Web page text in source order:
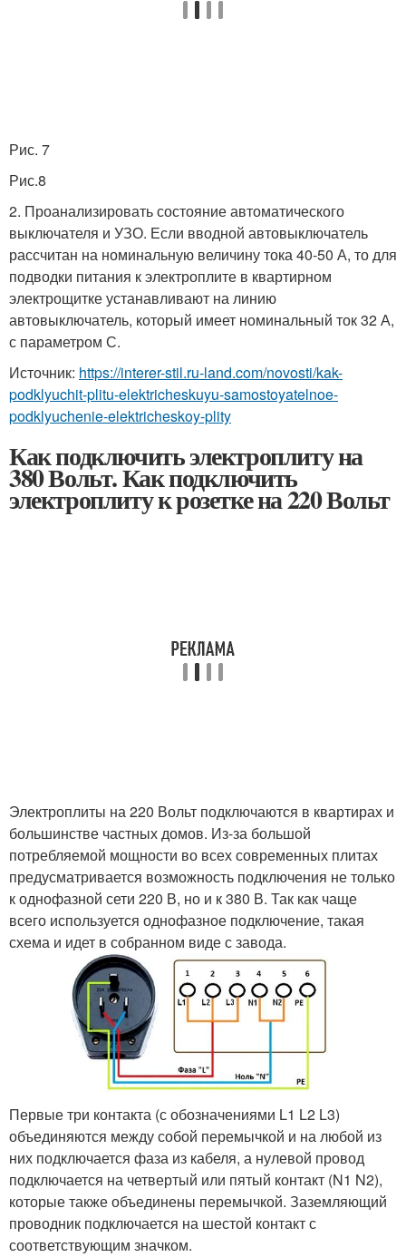
Рис. 7
Рис.8
2. Проанализировать состояние автоматического
выключателя и УЗО. Если вводной автовыключатель
рассчитан на номинальную величину тока 40-50 А, то для
подводки питания к электроплите в квартирном
электрощитке устанавливают на линию
автовыключатель, который имеет номинальный ток 32 А,
с параметром С.
Источник: https://interer-stil.ru-land.com/novosti/kak-
podklyuchit-plitu-elektricheskuyu-samostoyatelnoe-
podklyuchenie-elektricheskoy-plity
Как подключить электроплиту на
380 Вольт. Как подключить
электроплиту к розетке на 220 Вольт
Электроплиты на 220 Вольт подключаются в квартирах и
большинстве частных домов. Из-за большой
потребляемой мощности во всех современных плитах
предусматривается возможность подключения не только
к однофазной сети 220 В, но и к 380 В. Так как чаще
всего используется однофазное подключение, такая
схема и идет в собранном виде с завода.
Первые три контакта (с обозначениями L1 L2 L3)
объединяются между собой перемычкой и на любой из
них подключается фаза из кабеля, а нулевой провод
подключается на четвертый или пятый контакт (N1 N2),
которые также объединены перемычкой. Заземляющий
проводник подключается на шестой контакт с
соответствующим значком.